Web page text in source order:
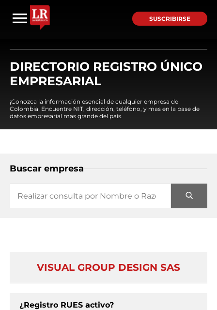
SUSCRIBIRSE
DIRECTORIO REGISTRO ÚNICO
EMPRESARIAL
¡Conozca la información esencial de cualquier empresa de
Colombia! Encuentre NIT, dirección, teléfono, y mas en la base de
datos empresarial mas grande del país.
Buscar empresa
VISUAL GROUP DESIGN SAS
¿Registro RUES activo?